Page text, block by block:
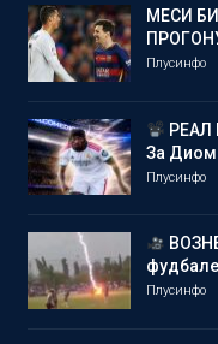
МЕСИ
Плусинфо
За
Плусинфо
Плусинфо